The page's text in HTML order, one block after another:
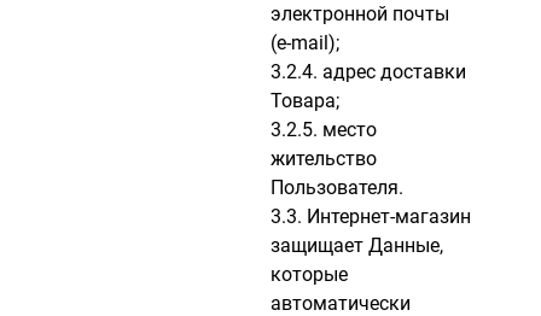
электронной почты
(e-mail);
3.2.4. адрес доставки
Товара;
3.2.5. место
жительство
Пользователя.
3.3. Интернет-магазин
защищает Данные,
которые
автоматически